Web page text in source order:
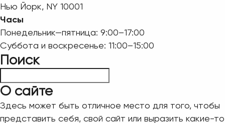
Нью Йорк, NY 10001
Часы
Понедельник—пятница: 9:00–17:00
Суббота и воскресенье: 11:00–15:00
Поиск
О сайте
Здесь может быть отличное место для того, чтобы
представить себя, свой сайт или выразить какие-то